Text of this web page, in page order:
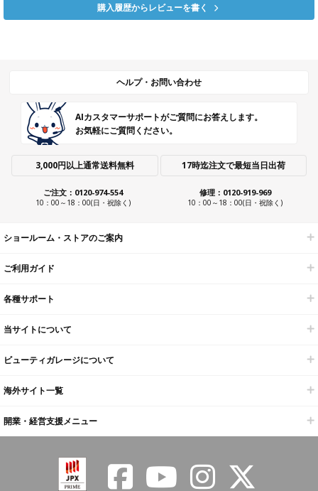
購入履歴からレビューを書く
ヘルプ・お問い合わせ
AIカスタマーサポートがご質問にお答えします。
お気軽にご質問ください。
3,000円以上通常送料無料 17時迄注文で最短当日出荷
ご注文：0120-974-554
10：00～18：00(日・祝除く)
修理：0120-919-969
10：00～18：00(日・祝除く)
ショールーム・ストアのご案内
ご利用ガイド
各種サポート
当サイトについて
ビューティガレージについて
海外サイト一覧
開業・経営支援メニュー